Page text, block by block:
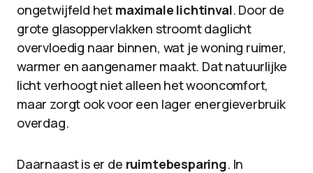
ongetwijfeld het maximale lichtinval. Door de
grote glasoppervlakken stroomt daglicht
overvloedig naar binnen, wat je woning ruimer,
warmer en aangenamer maakt. Dat natuurlijke
licht verhoogt niet alleen het wooncomfort,
maar zorgt ook voor een lager energieverbruik
overdag.
Daarnaast is er de ruimtebesparing. In